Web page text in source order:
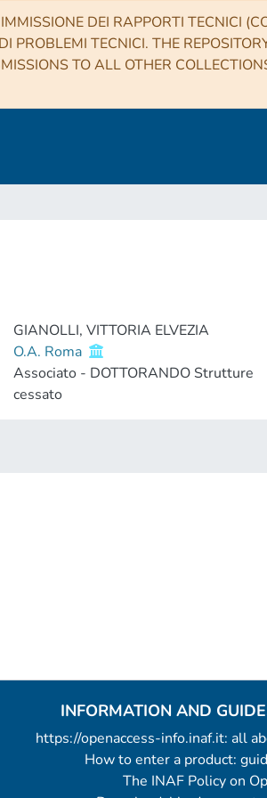
DEI RAPPORTI TECNICI
TECNICI. THE
TO ALL OTHER
GIANOLLI, VITTORIA ELVEZIA
O.A. Roma
Associato - DOTTORANDO Strutture
cessato
INFORMATION AND
https://openaccess-info.inaf.it: all
How to enter a product:
The INAF Policy on